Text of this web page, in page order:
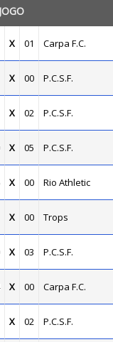
JOGO
X 01 Carpa F.C.
X 00 P.C.S.F.
X 02 P.C.S.F.
X 05 P.C.S.F.
X 00 Rio Athletic
X 00 Trops
X 03 P.C.S.F.
X 00 Carpa F.C.
X 02 P.C.S.F.